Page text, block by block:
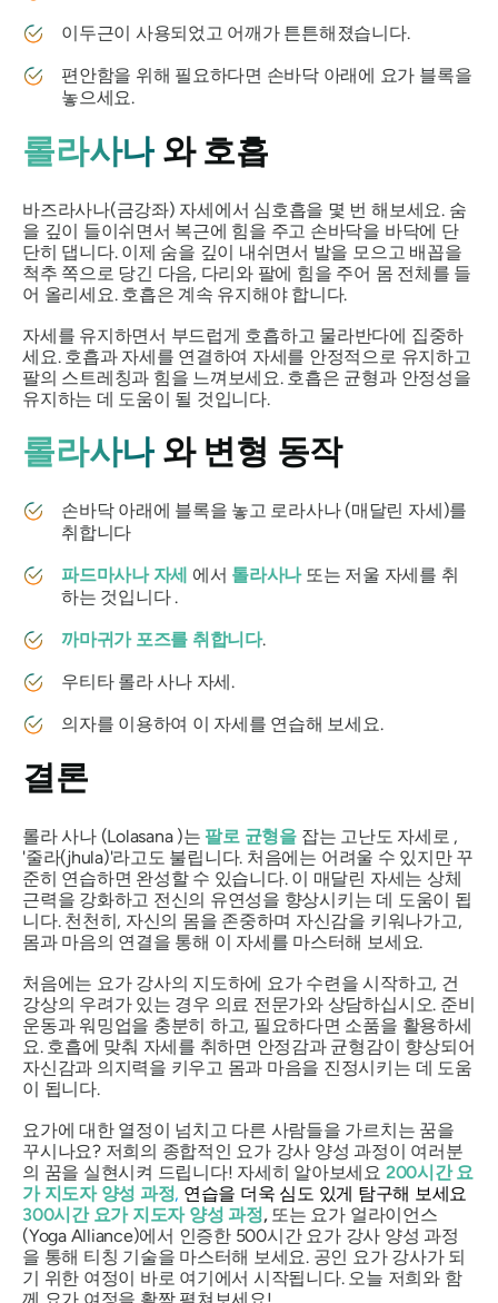
이두근이 사용되었고 어깨가 튼튼해졌습니다.
편안함을 위해 필요하다면 손바닥 아래에 요가 블록을
놓으세요.
롤라사나 와 호흡
바즈라사나(금강좌) ​​자세에서 심호흡을 몇 번 해보세요. 숨
을 깊이 들이쉬면서 복근에 힘을 주고 손바닥을 바닥에 단
단히 댑니다. 이제 숨을 깊이 내쉬면서 발을 모으고 배꼽을
척추 쪽으로 당긴 다음, 다리와 팔에 힘을 주어 몸 전체를 들
어 올리세요. 호흡은 계속 유지해야 합니다.
자세를 유지하면서 부드럽게 호흡하고 물라반다에 집중하
세요. 호흡과 자세를 연결하여 자세를 안정적으로 유지하고
팔의 스트레칭과 힘을 느껴보세요. 호흡은 균형과 안정성을
유지하는 데 도움이 될 것입니다.
롤라사나 와 변형 동작
손바닥 아래에 블록을 놓고 로라사나(매달린 자세)를
취합니다
파드마사나 자세 에서 톨라사나또는 저울 자세를 취
하는 것입니다 .
까마귀가 포즈를 취합니다.
우티타 롤라사나 자세.
의자를 이용하여 이 자세를 연습해 보세요.
결론
롤라 사나 (Lolasana)는 팔로 균형을 잡는 고난도 자세로 ,
'줄라(jhula)'라고도 불립니다. 처음에는 어려울 수 있지만 꾸
준히 연습하면 완성할 수 있습니다. 이 매달린 자세는 상체
근력을 강화하고 전신의 유연성을 향상시키는 데 도움이 됩
니다. 천천히, 자신의 몸을 존중하며 자신감을 키워나가고,
몸과 마음의 연결을 통해 이 자세를 마스터해 보세요.
처음에는 요가 강사의 지도하에 요가 수련을 시작하고, 건
강상의 우려가 있는 경우 의료 전문가와 상담하십시오. 준비
운동과 워밍업을 충분히 하고, 필요하다면 소품을 활용하세
요. 호흡에 맞춰 자세를 취하면 안정감과 균형감이 향상되어
자신감과 의지력을 키우고 몸과 마음을 진정시키는 데 도움
이 됩니다.
요가에 대한 열정이 넘치고 다른 사람들을 가르치는 꿈을
꾸시나요? 저희의 종합적인 요가 강사 양성 과정이 여러분
의 꿈을 실현시켜 드립니다! 자세히 알아보세요 200시간 요
가 지도자 양성 과정, 연습을 더욱 심도 있게 탐구해 보세요
300시간 요가 지도자 양성 과정,또는 요가 얼라이언스
(Yoga Alliance)에서 인증한 500시간 요가 강사 양성 과정
을 통해 티칭 기술을 마스터해 보세요. 공인 요가 강사가 되
기 위한 여정이 바로 여기에서 시작됩니다. 오늘 저희와 함